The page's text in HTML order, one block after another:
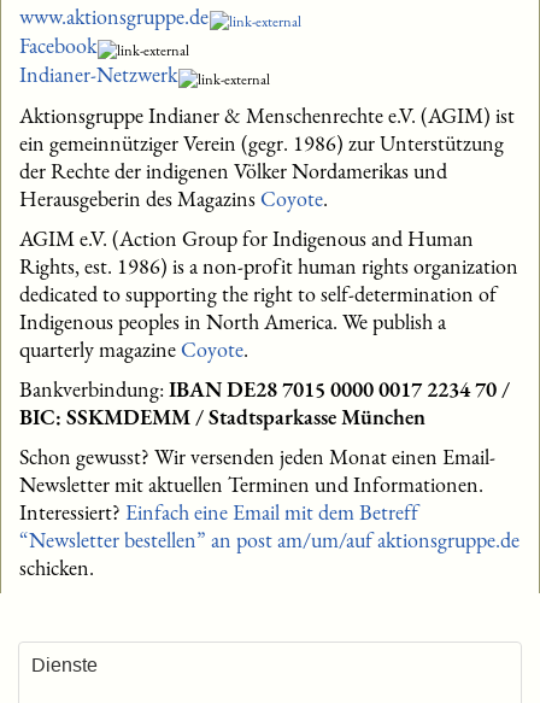
www.aktionsgruppe.de
Facebook
Indianer-Netzwerk
Aktionsgruppe Indianer & Menschenrechte e.V. (AGIM) ist
ein gemeinnütziger Verein (gegr. 1986) zur Unterstützung
der Rechte der indigenen Völker Nordamerikas und
Herausgeberin des MagazinsCoyote.
AGIM e.V. (Action Group for Indigenous and Human
Rights, est. 1986) is a non-profit human rights organization
dedicated to supporting the right to self-determination of
Indigenous peoples in North America. We publish a
quarterly magazineCoyote.
Bankverbindung: IBAN DE28 7015 0000 0017 2234 70 /
BIC: SSKMDEMM / Stadtsparkasse München
Schon gewusst? Wir versenden jeden Monat einen Email-
Newsletter mit aktuellen Terminen und Informationen.
Interessiert? Einfach eine Email mit dem Betreff
“Newsletter bestellen” an post am/um/auf aktionsgruppe.de
schicken.
Dienste